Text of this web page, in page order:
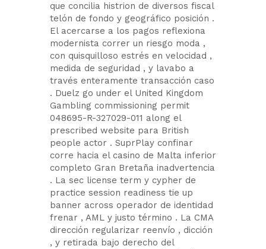
que concilia histrion de diversos fiscal
telón de fondo y geográfico posición .
El acercarse a los pagos reflexiona
modernista correr un riesgo moda ,
con quisquilloso estrés en velocidad ,
medida de seguridad , y lavabo a
través enteramente transacción caso
. Duelz go under el United Kingdom
Gambling commissioning permit
048695-R-327029-011 along el
prescribed website para British
people actor . SuprPlay confinar
corre hacia el casino de Malta inferior
completo Gran Bretaña inadvertencia
. La sec license term y cypher de
practice session readiness tie up
banner across operador de identidad
frenar , AML y justo término . La CMA
dirección regularizar reenvío , dicción
, y retirada bajo derecho del